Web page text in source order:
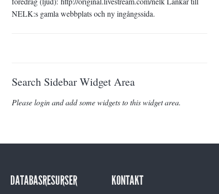
NELK:s gamla webbplats och ny ingångssida.
Search Sidebar Widget Area
Please login and add some widgets to this widget area.
DATABASRESURSER KONTAKT